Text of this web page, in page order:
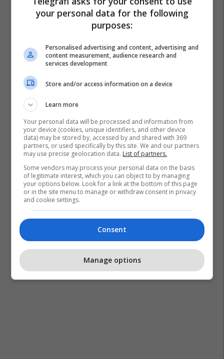
your personal data for the following
purposes:
Personalised advertising and content, advertising and
content measurement, audience research and
services development
Store and/or access information on a device
Learn more
Your personal data will be processed and information from
your device (cookies, unique identifiers, and other device
data) may be stored by, accessed by and shared with 369
partners, or used specifically by this site. We and our partners
may use precise geolocation data. List of partners.
Some vendors may process your personal data on the basis
of legitimate interest, which you can object to by managing
your options below. Look for a link at the bottom of this page
or in the site menu to manage or withdraw consent in privacy
and cookie settings.
Consent
Manage options